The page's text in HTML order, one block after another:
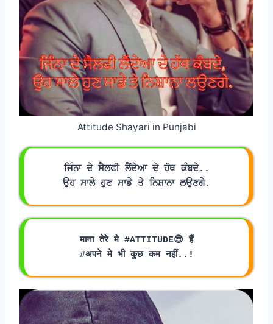
Attitude Shayari in Punjabi
ਜਿੰਨਾ ਦੇ ਸੈਲਫੀ ਲੈਂਦੇਆ ਦੇ ਹੱਥ ਕੰਬਦੇ..
ਉਹ ਸਾਲੇ ਹੁਣ ਸਾਡੇ ਤੇ ਨਿਸ਼ਾਨਾ ਲਉਣਗੇ.
माना तेरे मे #ATTITUDE😎 हैं
#अपने मे भी कुछ कम नहीं..!